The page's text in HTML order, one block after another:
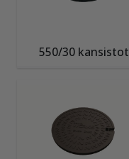
550/30 kansistot